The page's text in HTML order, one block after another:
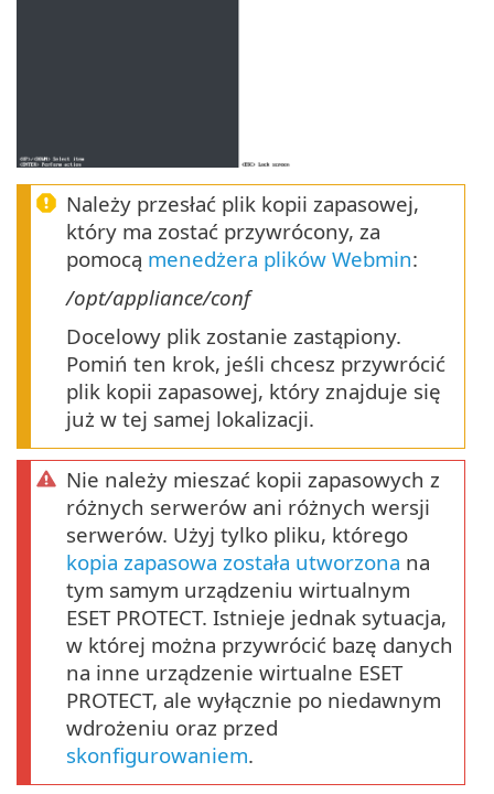
Należy przesłać plik kopii zapasowej,
który ma zostać przywrócony, za
pomocą menedżera plików Webmin:
/opt/appliance/conf
Docelowy plik zostanie zastąpiony.
Pomiń ten krok, jeśli chcesz przywrócić
plik kopii zapasowej, który znajduje się
już w tej samej lokalizacji.
Nie należy mieszać kopii zapasowych z
różnych serwerów ani różnych wersji
serwerów. Użyj tylko pliku, którego
kopia zapasowa została utworzona na
tym samym urządzeniu wirtualnym
ESET PROTECT. Istnieje jednak sytuacja,
w której można przywrócić bazę danych
na inne urządzenie wirtualne ESET
PROTECT, ale wyłącznie po niedawnym
wdrożeniu oraz przed
skonfigurowaniem.